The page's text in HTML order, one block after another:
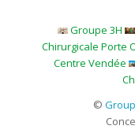
Groupe 3H
Chirurgicale Porte
Centre Vendée
©